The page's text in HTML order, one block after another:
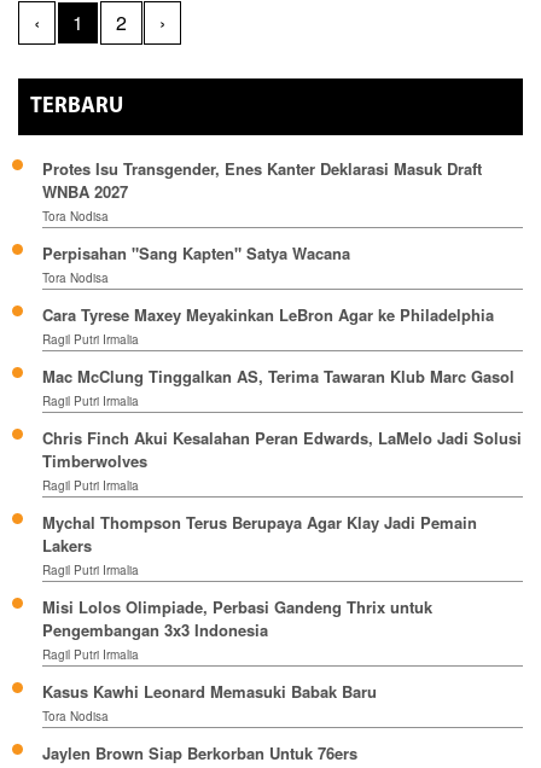
‹ 1 2 ›
TERBARU
Protes Isu Transgender, Enes Kanter Deklarasi Masuk Draft
WNBA 2027
Tora Nodisa
Perpisahan "Sang Kapten" Satya Wacana
Tora Nodisa
Cara Tyrese Maxey Meyakinkan LeBron Agar ke Philadelphia
Ragil Putri Irmalia
Mac McClung Tinggalkan AS, Terima Tawaran Klub Marc Gasol
Ragil Putri Irmalia
Chris Finch Akui Kesalahan Peran Edwards, LaMelo Jadi Solusi
Timberwolves
Ragil Putri Irmalia
Mychal Thompson Terus Berupaya Agar Klay Jadi Pemain
Lakers
Ragil Putri Irmalia
Misi Lolos Olimpiade, Perbasi Gandeng Thrix untuk
Pengembangan 3x3 Indonesia
Ragil Putri Irmalia
Kasus Kawhi Leonard Memasuki Babak Baru
Tora Nodisa
Jaylen Brown Siap Berkorban Untuk 76ers